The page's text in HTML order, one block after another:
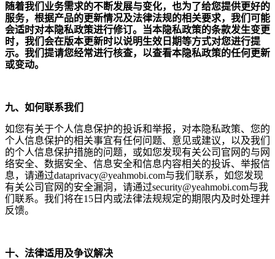
随着我们业务需求的不断发展与变化，也为了给您提供更好的
服务，根据产品的更新情况及法律法规的相关要求，我们可能
会适时对本隐私政策进行修订。当本隐私政策的条款发生变更
时，我们会在版本更新时以说明生效日期等方式对您进行提
示。我们提请您经常进行核查，以查看本隐私政策的任何更新
或变动。
九、如何联系我们
如您有关于个人信息保护的投诉和举报，对本隐私政策、您的
个人信息保护的相关事宜有任何问题、意见或建议， 以及我们
的个人信息保护措施的问题，或如您发现有关公司官网的与网
络安全、数据安全、信息安全和信息内容相关的投诉、举报信
息， 请通过dataprivacy@yeahmobi.com与我们联系，如您发现
有关公司官网的安全漏洞，请通过security@yeahmobi.com与我
们联系。我们将在15 日内或法律法规规定的期限内及时处理并
反馈。
十、法律适用及争议解决